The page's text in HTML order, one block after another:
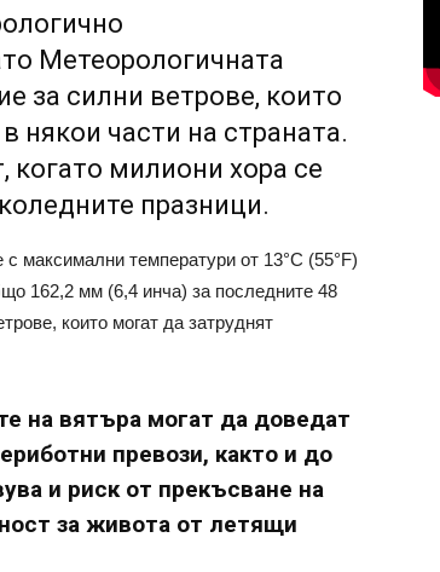
Метеорологичната
за силни ветрове, които
някои части на страната.
милиони хора се
празници.
максимални температури от 13°C (55°F)
162,2 мм (6,4 инча) за последните 48
които могат да затруднят
на вятъра могат да доведат
превози, както и до
и риск от прекъсване на
за живота от летящи